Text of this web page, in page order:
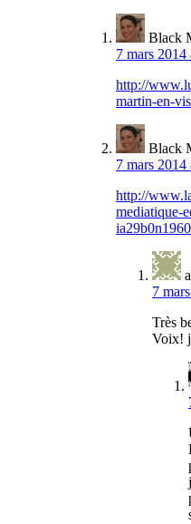
Black
7 mars
http://
martin-en-
Black
7 mars
http://
mediatique-
7
Très
Voix!